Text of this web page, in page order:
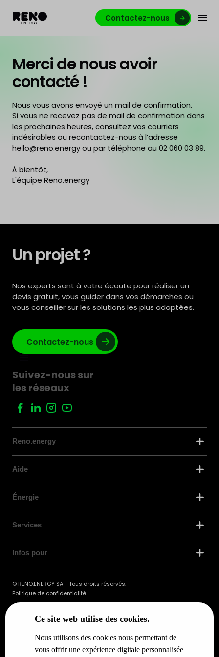
Ce site web utilise des cookies.
Nous utilisons des cookies nous permettant de
vous offrir une expérience digitale personnalisée
Contactez-nous
Merci de nous avoir
contacté !
Nous vous avons envoyé un mail de confirmation.
Si vous ne recevez pas de mail de confirmation dans
les prochaines heures, consultez vos courriers
indésirables ou recontactez-nous à l’adresse
hello@reno.energy ou par téléphone au 02 060 03 89.
À bientôt,
L'équipe Reno.energy
Un projet ?
Nos experts sont à votre écoute pour réaliser un
devis gratuit, vous guider dans vos démarches ou
vous conseiller sur les solutions les plus adaptées.
Contactez-nous
Suivez-nous sur
les réseaux
Reno.energy
Aide
Énergie
Services
Infos pour
© RENO.ENERGY SA - Tous droits réservés.
Politique de confidentialité